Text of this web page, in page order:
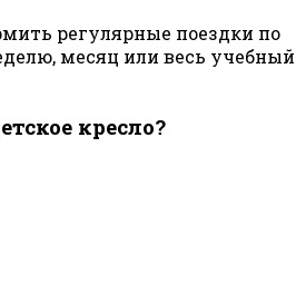
регулярные поездки по
месяц или весь учебный
кресло?